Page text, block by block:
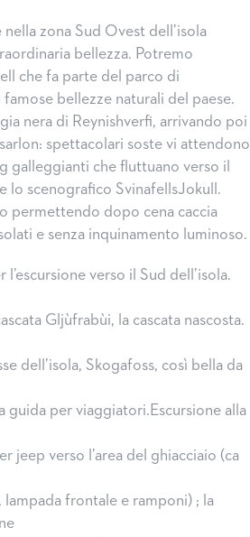
zona Sud Ovest dell’isola
bellezza. Potremo
che fa parte del parco di
bellezze naturali del paese.
nera di Reynishverfi, arrivando poi
spettacolari soste vi attendono
galleggianti che fluttuano verso il
lo scenografico SvinafellsJokull.
permettendo dopo cena caccia
e senza inquinamento luminoso.
verso il Sud dell’isola.
Gljùfrabùi, la cascata nascosta.
dell’isola, Skogafoss, così bella da
guida per viaggiatori.Escursione alla
jeep verso l’area del ghiacciaio (ca
lampada frontale e ramponi) ; la